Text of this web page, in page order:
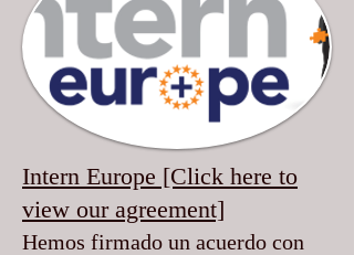
Intern Europe [Click here to
view our agreement]
Hemos firmado un acuerdo con